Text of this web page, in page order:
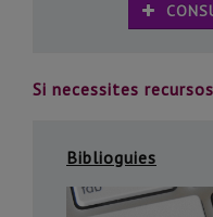
Si necessites
Biblioguies